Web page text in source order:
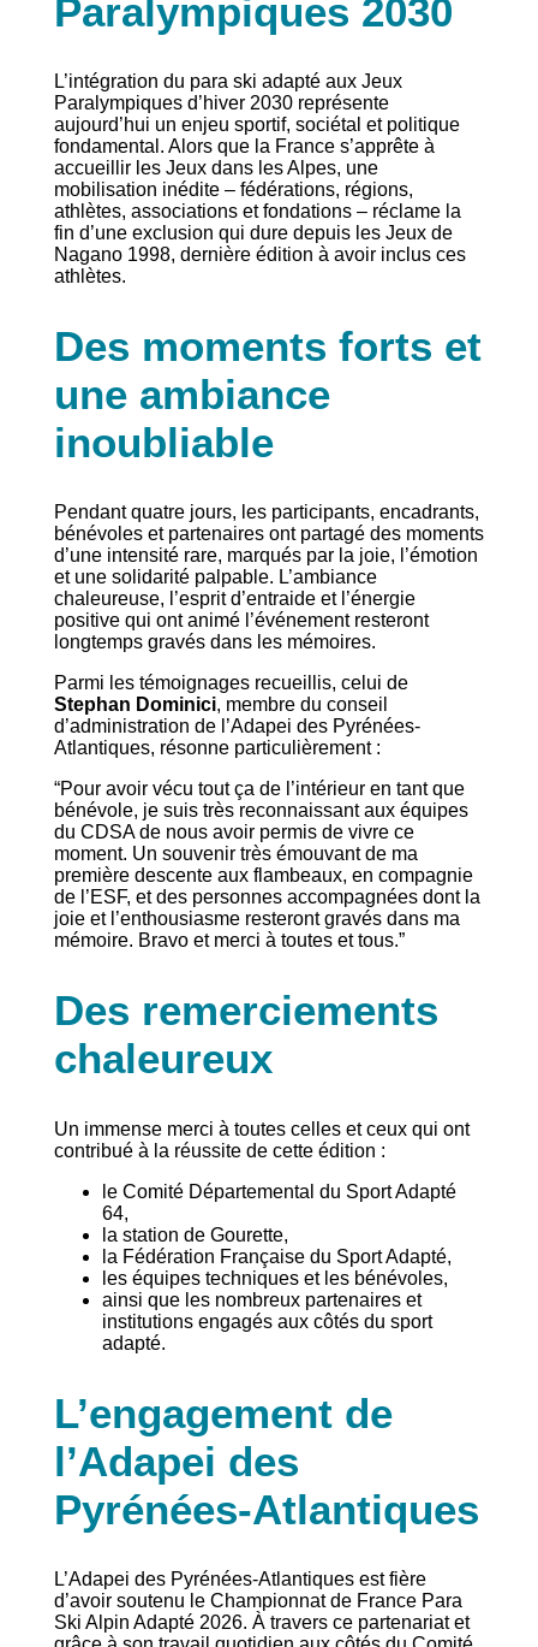
Paralympiques 2030
L’intégration du para ski adapté aux Jeux
Paralympiques d’hiver 2030 représente
aujourd’hui un enjeu sportif, sociétal et politique
fondamental. Alors que la France s’apprête à
accueillir les Jeux dans les Alpes, une
mobilisation inédite – fédérations, régions,
athlètes, associations et fondations – réclame la
fin d’une exclusion qui dure depuis les Jeux de
Nagano 1998, dernière édition à avoir inclus ces
athlètes.
Des moments forts et
une ambiance
inoubliable
Pendant quatre jours, les participants, encadrants,
bénévoles et partenaires ont partagé des moments
d’une intensité rare, marqués par la joie, l’émotion
et une solidarité palpable. L’ambiance
chaleureuse, l’esprit d’entraide et l’énergie
positive qui ont animé l’événement resteront
longtemps gravés dans les mémoires.
Parmi les témoignages recueillis, celui de
Stephan Dominici, membre du conseil
d’administration de l’Adapei des Pyrénées-
Atlantiques, résonne particulièrement :
“Pour avoir vécu tout ça de l’intérieur en tant que
bénévole, je suis très reconnaissant aux équipes
du CDSA de nous avoir permis de vivre ce
moment. Un souvenir très émouvant de ma
première descente aux flambeaux, en compagnie
de l’ESF, et des personnes accompagnées dont la
joie et l’enthousiasme resteront gravés dans ma
mémoire. Bravo et merci à toutes et tous.”
Des remerciements
chaleureux
Un immense merci à toutes celles et ceux qui ont
contribué à la réussite de cette édition :
le Comité Départemental du Sport Adapté
64,
la station de Gourette,
la Fédération Française du Sport Adapté,
les équipes techniques et les bénévoles,
ainsi que les nombreux partenaires et
institutions engagés aux côtés du sport
adapté.
L’engagement de
l’Adapei des
Pyrénées-Atlantiques
L’Adapei des Pyrénées-Atlantiques est fière
d’avoir soutenu le Championnat de France Para
Ski Alpin Adapté 2026. À travers ce partenariat et